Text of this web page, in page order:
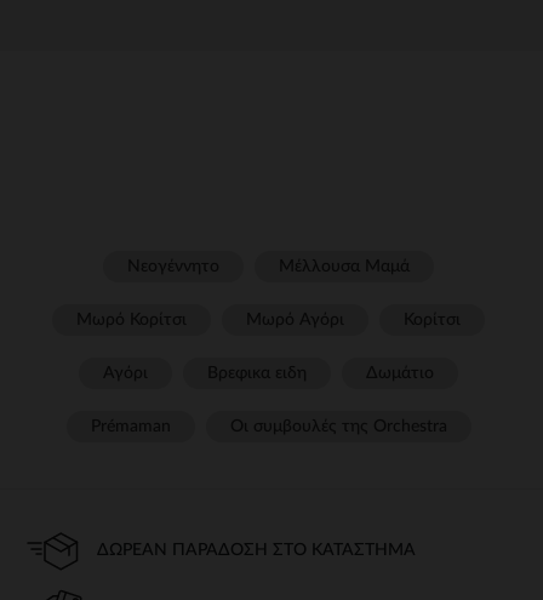
ΔΩΡΕΆΝ ΠΑΡΆΔΟΣΗ ΣΤΟ ΚΑΤΆΣΤΗΜΑ